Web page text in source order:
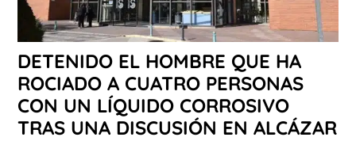
DETENIDO EL HOMBRE QUE HA
ROCIADO A CUATRO PERSONAS
CON UN LÍQUIDO CORROSIVO
TRAS UNA DISCUSIÓN EN ALCÁZAR